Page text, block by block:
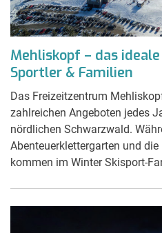
Mehliskopf – das
Sportler & Familien
Das Freizeitzentrum
zahlreichen Angeboten jedes
nördlichen Schwarzwald.
Abenteuerklettergarten und
kommen im Winter Skisport-